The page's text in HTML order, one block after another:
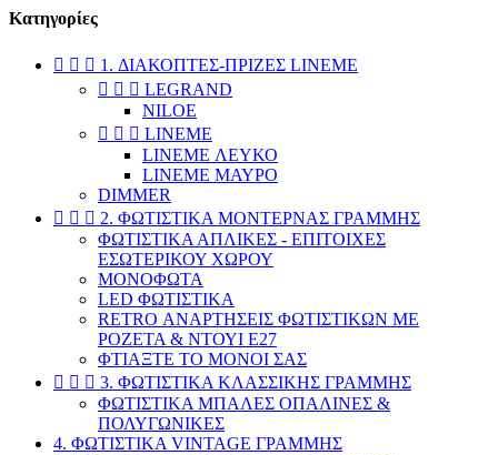
Κατηγορίες
   1. ΔΙΑΚΟΠΤΕΣ-ΠΡΙΖΕΣ LINEME
   LEGRAND
NILOE
   LINEME
LINEME ΛΕΥΚΟ
LINEME ΜΑΥΡΟ
DIMMER
   2. ΦΩΤΙΣΤΙΚΑ ΜΟΝΤΕΡΝΑΣ ΓΡΑΜΜΗΣ
ΦΩΤΙΣΤΙΚΑ ΑΠΛΙΚΕΣ - ΕΠΙΤΟΙΧΕΣ
ΕΣΩΤΕΡΙΚΟΥ ΧΩΡΟΥ
ΜΟΝΟΦΩΤΑ
LED ΦΩΤΙΣΤΙΚΑ
RETRO ΑΝΑΡΤΗΣΕΙΣ ΦΩΤΙΣΤΙΚΩΝ ΜΕ
ΡΟΖΕΤΑ & ΝΤΟΥΙ Ε27
ΦΤΙΑΞΤΕ ΤΟ ΜΟΝΟΙ ΣΑΣ
   3. ΦΩΤΙΣΤΙΚΑ ΚΛΑΣΣΙΚΗΣ ΓΡΑΜΜΗΣ
ΦΩΤΙΣΤΙΚΑ ΜΠΑΛΕΣ ΟΠΑΛΙΝΕΣ &
ΠΟΛΥΓΩΝΙΚΕΣ
4. ΦΩΤΙΣΤΙΚΑ VINTAGE ΓΡΑΜΜΗΣ